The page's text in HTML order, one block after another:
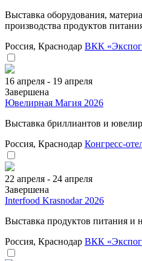
Выставка оборудования,
производства продуктов
Россия, Краснодар ВКК
16 апреля - 19 апреля
Завершена
Ювелирная Магия 2026
Выставка бриллиантов и
Россия, Краснодар Конгресс-
22 апреля - 24 апреля
Завершена
Interfood Krasnodar 2026
Выставка продуктов питания и
Россия, Краснодар ВКК